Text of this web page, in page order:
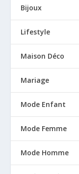
Bijoux
Lifestyle
Maison Déco
Mariage
Mode Enfant
Mode Femme
Mode Homme